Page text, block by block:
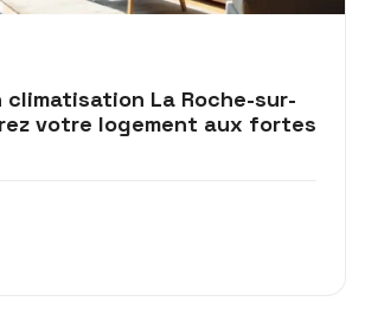
La Roche-sur-
votre logement aux fortes